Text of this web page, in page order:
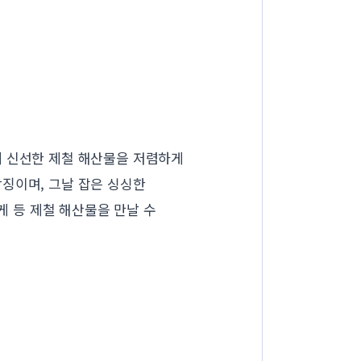
선한 제철 해산물을 저렴하게
이며, 그날 잡은 싱싱한
등 제철 해산물을 만날 수